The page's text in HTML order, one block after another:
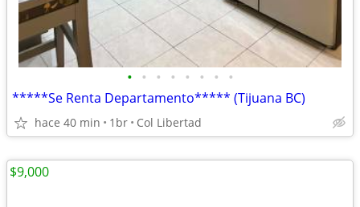
• • • • • • • •
*****Se Renta Departamento***** (Tijuana BC)
hace 40 min 1br Col Libertad
$9,000